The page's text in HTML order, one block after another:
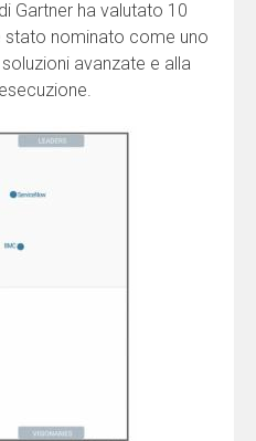
Gartner ha valutato 10
stato nominato come uno
avanzate e alla